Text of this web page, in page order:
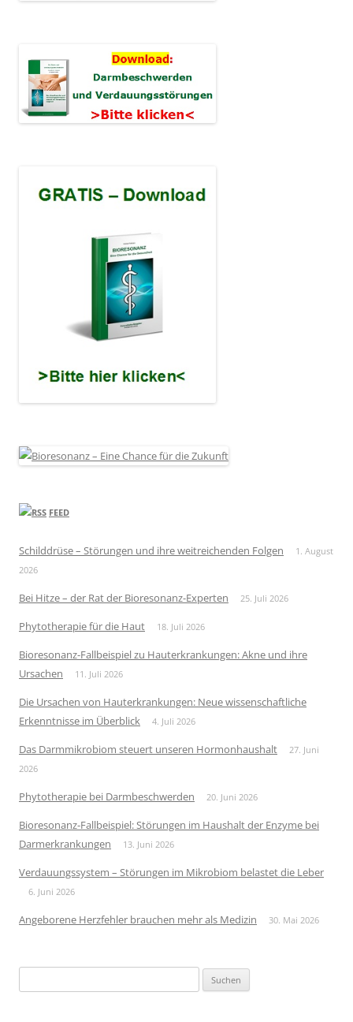
FEED
Schilddrüse – Störungen und ihre weitreichenden Folgen
1. August
2026
Bei Hitze – der Rat der Bioresonanz-Experten 25. Juli 2026
Phytotherapie für die Haut 18. Juli 2026
Bioresonanz-Fallbeispiel zu Hauterkrankungen: Akne und ihre
Ursachen
11. Juli 2026
Die Ursachen von Hauterkrankungen: Neue wissenschaftliche
Erkenntnisse im Überblick
4. Juli 2026
Das Darmmikrobiom steuert unseren Hormonhaushalt
27. Juni
2026
Phytotherapie bei Darmbeschwerden 20. Juni 2026
Bioresonanz-Fallbeispiel: Störungen im Haushalt der Enzyme bei
Darmerkrankungen
13. Juni 2026
Verdauungssystem – Störungen im Mikrobiom belastet die Leber
6. Juni 2026
Angeborene Herzfehler brauchen mehr als Medizin 30. Mai 2026
nach: